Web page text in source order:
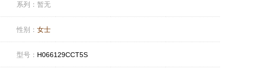
系列： 暂无
性别： 女士
型号： H066129CCT5S